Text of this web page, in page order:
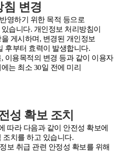
침 변경
영하기 위한 목적 등으로
습니다. 개인정보 처리방침이
게시하며, 변경된 개인정보
후부터 효력이 발생합니다.
이용목적의 변경 등과 같이 이용자
는 최소 30일 전에 미리
성 확보 조치
따라 다음과 같이 안전성 확보에
조치를 하고 있습니다.
보 취급 관련 안정성 확보를 위해